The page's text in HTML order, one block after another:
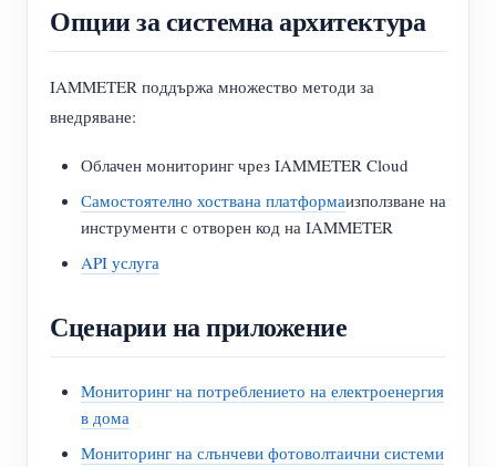
Опции за системна архитектура
IAMMETER поддържа множество методи за
внедряване:
Облачен мониторинг чрез IAMMETER Cloud
Самостоятелно хоствана платформаизползване на
инструменти с отворен код на IAMMETER
API услуга
Сценарии на приложение
Мониторинг на потреблението на електроенергия
в дома
Мониторинг на слънчеви фотоволтаични системи